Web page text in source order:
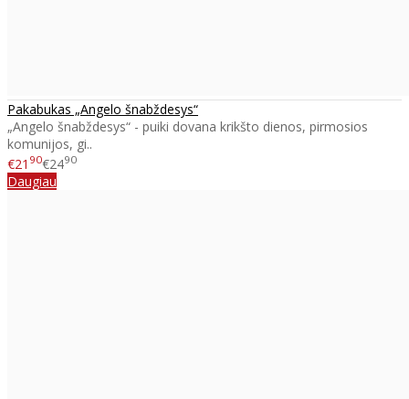
Pakabukas „Angelo šnabždesys“
„Angelo šnabždesys“ - puiki dovana krikšto dienos, pirmosios
komunijos, gi..
€21 90€2490
Daugiau